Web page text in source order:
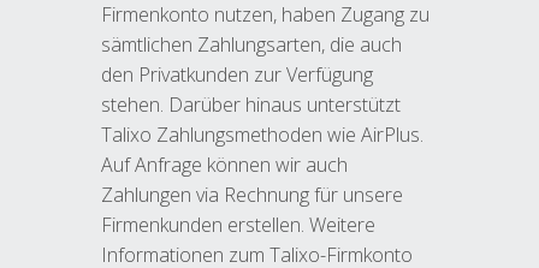
Firmenkonto nutzen, haben Zugang zu
sämtlichen Zahlungsarten, die auch
den Privatkunden zur Verfügung
stehen. Darüber hinaus unterstützt
Talixo Zahlungsmethoden wie AirPlus.
Auf Anfrage können wir auch
Zahlungen via Rechnung für unsere
Firmenkunden erstellen. Weitere
Informationen zum Talixo-Firmkonto